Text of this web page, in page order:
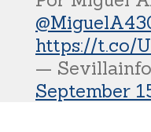
https://t.co/
—
September